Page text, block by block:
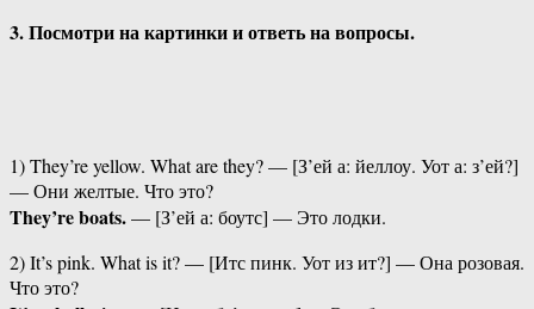
3. Посмотри на картинки и ответь на вопросы.
1) They’re yellow. What are they? — [З’ей а: йеллоу. Уот а: з’ей?]
— Они желтые. Что это?
They’re boats.— [З’ей а: боутс] — Это лодки.
2) It’s pink. What is it? — [Итс пинк. Уот из ит?] — Она розовая.
Что это?